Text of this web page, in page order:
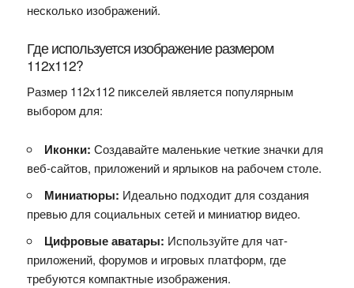
несколько изображений.
Где используется изображение размером
112x112?
Размер 112x112 пикселей является популярным
выбором для:
Иконки: Создавайте маленькие четкие значки для
веб-сайтов, приложений и ярлыков на рабочем столе.
Миниатюры: Идеально подходит для создания
превью для социальных сетей и миниатюр видео.
Цифровые аватары: Используйте для чат-
приложений, форумов и игровых платформ, где
требуются компактные изображения.